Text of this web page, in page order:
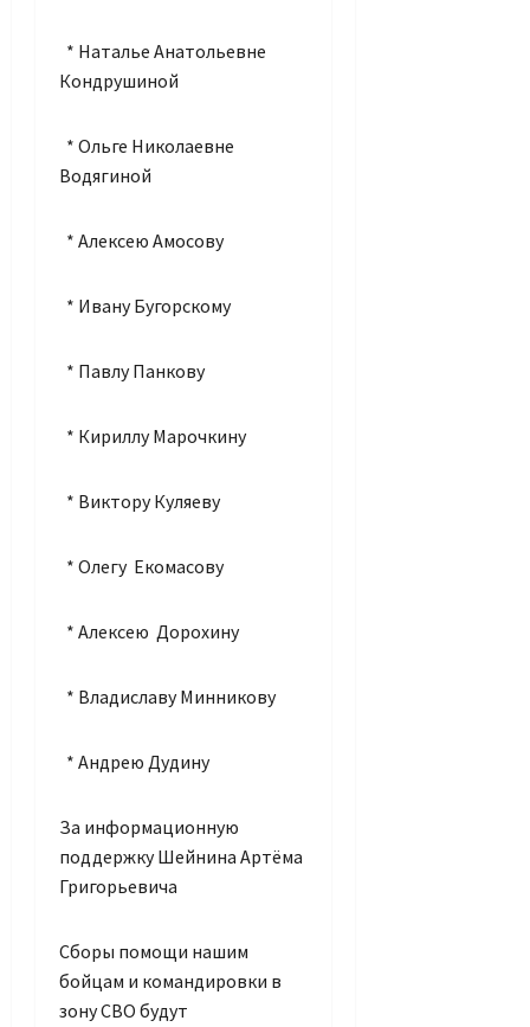
* Наталье Анатольевне
Кондрушиной
* Ольге Николаевне
Водягиной
* Алексею Амосову
* Ивану Бугорскому
* Павлу Панкову
* Кириллу Марочкину
* Виктору Куляеву
* Олегу Екомасову
* Алексею Дорохину
* Владиславу Минникову
* Андрею Дудину
За информационную
поддержку Шейнина Артёма
Григорьевича
Сборы помощи нашим
бойцам и командировки в
зону СВО будут